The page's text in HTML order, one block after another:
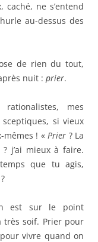
ne s’entend
au-dessus des
de rien du tout,
nuit : prier.
mes
si vieux
mêmes ! «Prier ? La
? j’ai mieux à faire.
que tu agis,
est sur le point
très soif. Prier pour
vivre quand on